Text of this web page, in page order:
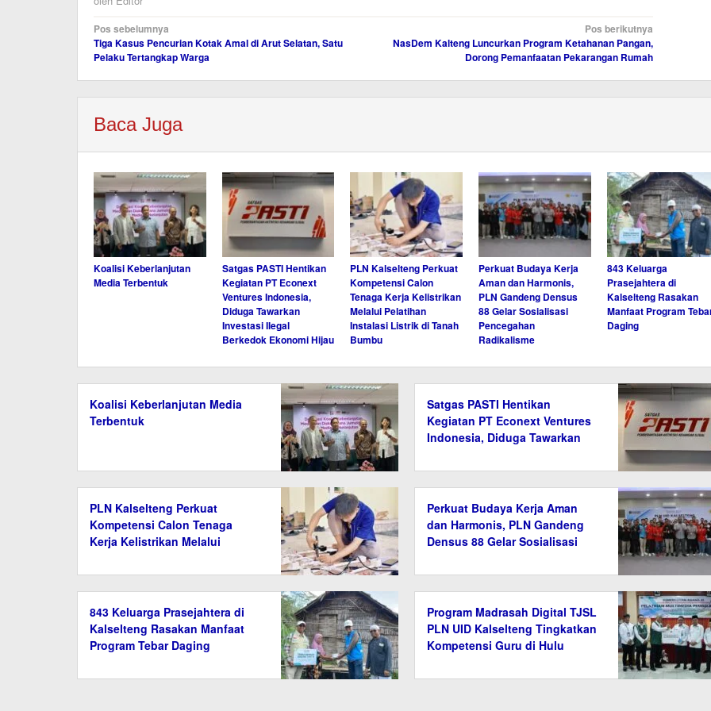
Navigasi
pos
Pos sebelumnya
Tiga Kasus Pencurian Kotak Amal di Arut Selatan, Satu
Pelaku Tertangkap Warga
Pos berikutnya
NasDem Kalteng Luncurkan Program Ketahanan Pangan,
Dorong Pemanfaatan Pekarangan Rumah
Baca Juga
Koalisi Keberlanjutan
Media Terbentuk
Satgas PASTI Hentikan
Kegiatan PT Econext
Ventures Indonesia,
Diduga Tawarkan
Investasi Ilegal
Berkedok Ekonomi Hijau
PLN Kalselteng Perkuat
Kompetensi Calon
Tenaga Kerja Kelistrikan
Melalui Pelatihan
Instalasi Listrik di Tanah
Bumbu
Perkuat Budaya Kerja
Aman dan Harmonis,
PLN Gandeng Densus
88 Gelar Sosialisasi
Pencegahan
Radikalisme
843 Keluarga
Prasejahtera di
Kalselteng Rasakan
Manfaat Program
Daging
Koalisi Keberlanjutan Media
Terbentuk
Satgas PASTI Hentikan
Kegiatan PT Econext Ventures
Indonesia, Diduga Tawarkan
Ekonomi Hijau
PLN Kalselteng Perkuat
Kompetensi Calon Tenaga
Kerja Kelistrikan Melalui
Tanah Bumbu
Perkuat Budaya Kerja Aman
dan Harmonis, PLN Gandeng
Densus 88 Gelar Sosialisasi
843 Keluarga Prasejahtera di
Kalselteng Rasakan Manfaat
Program Tebar Daging
Program Madrasah Digital TJSL
PLN UID Kalselteng Tingkatkan
Kompetensi Guru di Hulu